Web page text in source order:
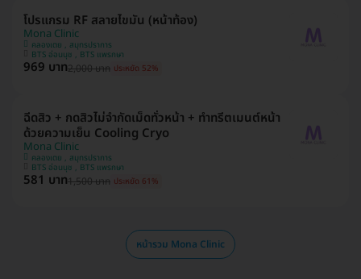
โปรแกรม RF สลายไขมัน (หน้าท้อง)
Mona Clinic
คลองเตย , สมุทรปราการ
BTS อ่อนนุช , BTS แพรกษา
969 บาท2,000 บาท ประหยัด 52%
ฉีดสิว + กดสิวไม่จำกัดเม็ดทั่วหน้า + ทำทรีตเมนต์หน้า
ด้วยความเย็น Cooling Cryo
Mona Clinic
คลองเตย , สมุทรปราการ
BTS อ่อนนุช , BTS แพรกษา
581 บาท1,500 บาท ประหยัด 61%
หน้ารวม Mona Clinic